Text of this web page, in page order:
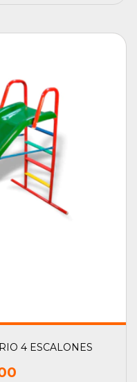
4 ESCALONES